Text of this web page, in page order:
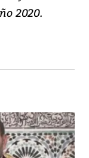
2020.